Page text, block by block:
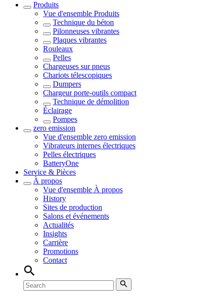
Produits
Vue d'ensemble Produits
Technique du béton
Pilonneuses vibrantes
Plaques vibrantes
Rouleaux
Pelles
Chargeuses sur pneus
Chariots télescopiques
Dumpers
Chargeur porte-outils compact
Technique de démolition
Éclairage
Pompes
zero emission
Vue d'ensemble zero emission
Vibrateurs internes électriques
Pelles électriques
BatteryOne
Service & Pièces
À propos
Vue d'ensemble À propos
History
Sites de production
Salons et événements
Actualités
Insights
Carrière
Promotions
Contact